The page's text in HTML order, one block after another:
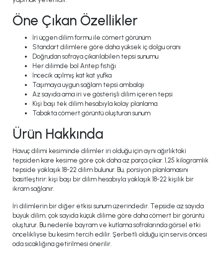
Öne Çıkan Özellikler
İri üçgen dilim formu ile cömert görünüm
Standart dilimlere göre daha yüksek iç dolgu oranı
Doğrudan sofraya çıkarılabilen tepsi sunumu
Her dilimde bol Antep fıstığı
İncecik açılmış kat kat yufka
Taşımaya uygun sağlam tepsi ambalajı
Az sayıda ama iri ve gösterişli dilim içeren tepsi
Kişi başı tek dilim hesabıyla kolay planlama
Tabakta cömert görüntü oluşturan sunum
Ürün Hakkında
Havuç dilimi kesiminde dilimler iri olduğu için aynı ağırlıktaki
tepsiden kare kesime göre çok daha az parça çıkar. 1,25 kilogramlık
tepside yaklaşık 18-22 dilim bulunur. Bu, porsiyon planlamasını
basitleştirir: kişi başı bir dilim hesabıyla yaklaşık 18-22 kişilik bir
ikram sağlanır.
İri dilimlerin bir diğer etkisi sunum üzerindedir. Tepside az sayıda
büyük dilim, çok sayıda küçük dilime göre daha cömert bir görüntü
oluşturur. Bu nedenle bayram ve kutlama sofralarında görsel etki
öncelikliyse bu kesim tercih edilir. Şerbetli olduğu için servis öncesi
oda sıcaklığına getirilmesi önerilir.